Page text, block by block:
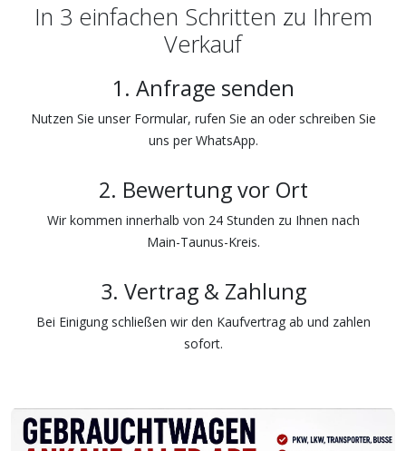
In 3 einfachen Schritten zu Ihrem
Verkauf
1. Anfrage senden
Nutzen Sie unser Formular, rufen Sie an oder schreiben Sie
uns per WhatsApp.
2. Bewertung vor Ort
Wir kommen innerhalb von 24 Stunden zu Ihnen nach
Main-Taunus-Kreis.
3. Vertrag & Zahlung
Bei Einigung schließen wir den Kaufvertrag ab und zahlen
sofort.